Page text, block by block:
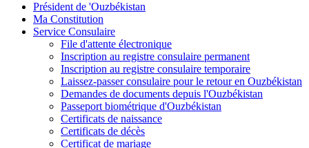
Président de 'Ouzbékistan
Ma Constitution
Service Consulaire
File d'attente électronique
Inscription au registre consulaire permanent
Inscription au registre consulaire temporaire
Laissez-passer consulaire pour le retour en Ouzbékistan
Demandes de documents depuis l'Ouzbékistan
Passeport biométrique d'Ouzbékistan
Certificats de naissance
Certificats de décès
Certificat de mariage